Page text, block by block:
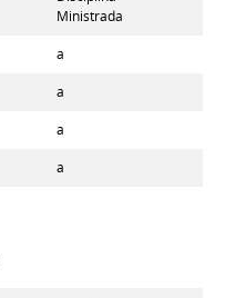
Ministrada
a
a
a
a